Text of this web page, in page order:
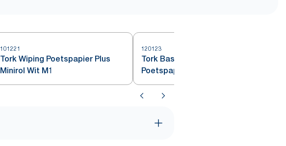
101221
Tork Wiping Poetspapier Plus
Minirol Wit M1
120123
Tork Basic Mini Centerfeed
Poetspapier Wit M1